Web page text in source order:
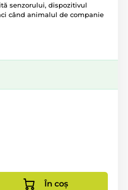
senzorului, dispozitivul
când animalul de companie
În coș